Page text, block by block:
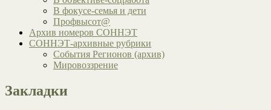
В фокусе-семья и дети
Профвысот@
Архив номеров СОННЭТ
СОННЭТ-архивные рубрики
События Регионов (архив)
Мировоззрение
Закладки